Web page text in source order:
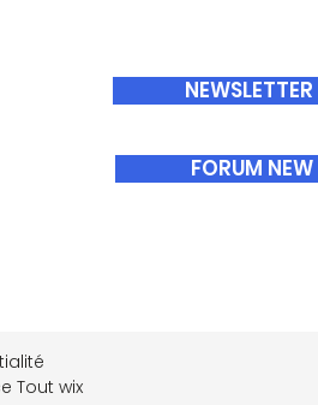
NEWSLETTER
FORUM NEW
Tout wix